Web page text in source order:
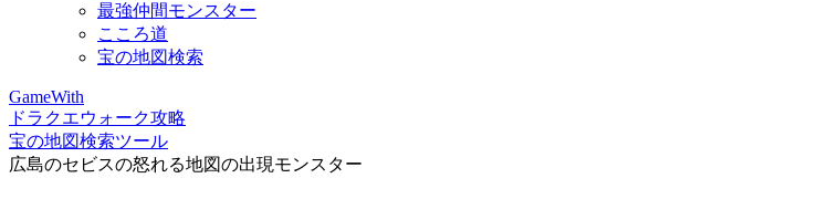
最強仲間モンスター
こころ道
宝の地図検索
GameWith
ドラクエウォーク攻略
宝の地図検索ツール
広島のセビスの怒れる地図の出現モンスター